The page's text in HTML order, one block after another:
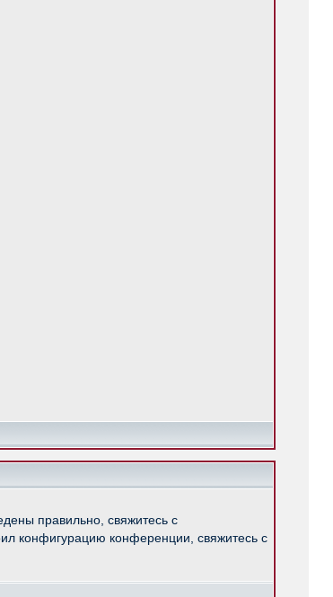
правильно, свяжитесь с
конфигурацию конференции, свяжитесь с